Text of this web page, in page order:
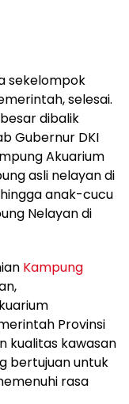
sekelompok
selesai.
dibalik
Gubernur DKI
Akuarium
asli nelayan di
anak-cucu
Nelayan di
Kampung
Provinsi
kualitas kawasan
bertujuan untuk
rasa